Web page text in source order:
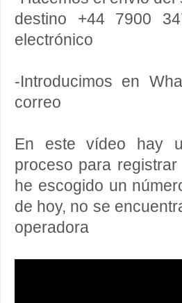
destino +44 7900
electrónico
-Introducimos en
correo
En este vídeo hay
proceso para
he escogido un
de hoy, no se
operadora